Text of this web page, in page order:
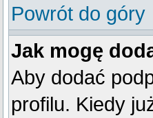
Powrót do góry
Jak mogę
Aby dodać
profilu. Kiedy